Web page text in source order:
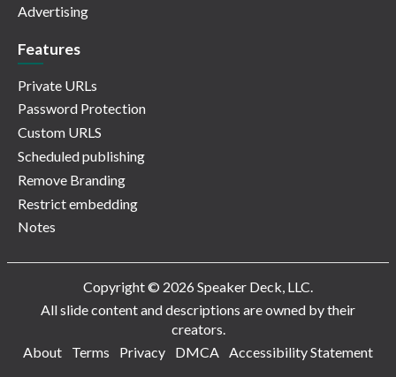
Advertising
Features
Private URLs
Password Protection
Custom URLS
Scheduled publishing
Remove Branding
Restrict embedding
Notes
Copyright © 2026 Speaker Deck, LLC.
All slide content and descriptions are owned by their
creators.
About
Terms Privacy DMCA Accessibility Statement